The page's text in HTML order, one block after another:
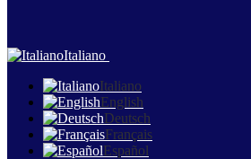
Italiano
Italiano
English
Deutsch
Français
Español